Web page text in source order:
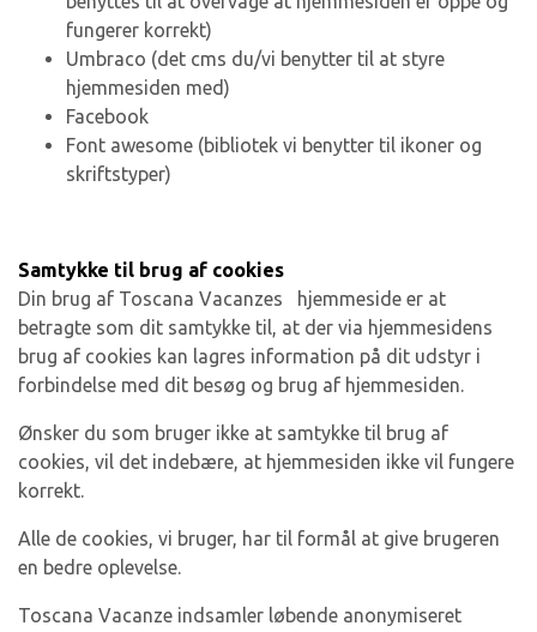
fungerer korrekt)
Umbraco (det cms du/vi benytter til at styre
hjemmesiden med)
Facebook
Font awesome (bibliotek vi benytter til ikoner og
skriftstyper)
Samtykke til brug af cookies
Din brug af Toscana Vacanzes hjemmeside er at
betragte som dit samtykke til, at der via hjemmesidens
brug af cookies kan lagres information på dit udstyr i
forbindelse med dit besøg og brug af hjemmesiden.
Ønsker du som bruger ikke at samtykke til brug af
cookies, vil det indebære, at hjemmesiden ikke vil fungere
korrekt.
Alle de cookies, vi bruger, har til formål at give brugeren
en bedre oplevelse.
Toscana Vacanze indsamler løbende anonymiseret